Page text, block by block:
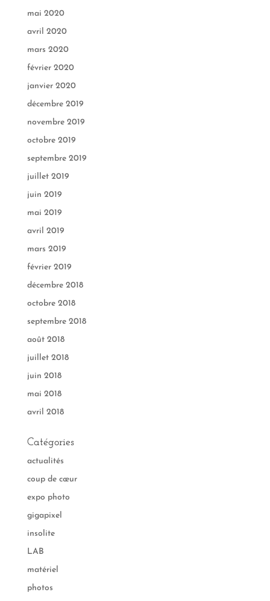
mai 2020
avril 2020
mars 2020
février 2020
janvier 2020
décembre 2019
novembre 2019
octobre 2019
septembre 2019
juillet 2019
juin 2019
mai 2019
avril 2019
mars 2019
février 2019
décembre 2018
octobre 2018
septembre 2018
août 2018
juillet 2018
juin 2018
mai 2018
avril 2018
Catégories
actualités
coup de cœur
expo photo
gigapixel
insolite
LAB
matériel
photos